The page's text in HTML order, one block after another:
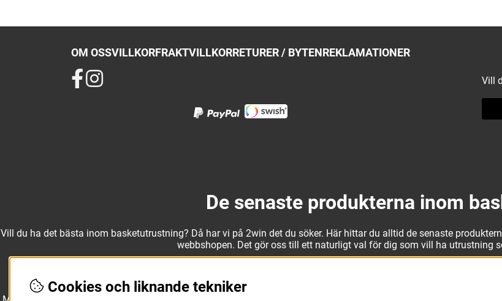
OM OSSVILLKORFRAKTVILLKORRETURER / BYTENREKLAMATIONER
Vill
De senaste produkterna inom
Vill du ha det bästa inom basketutrustning? Då har vi på 2win det du söker. Här hittar du alltid de senaste
webbshopen. Det gör oss till ett naturligt val för dig som vill ha utrustning
Med ett av Sveriges största kläd- och skosortiment inom basket kan vi erbjuda allt som du eller din klubb
Cookies och liknande tekniker